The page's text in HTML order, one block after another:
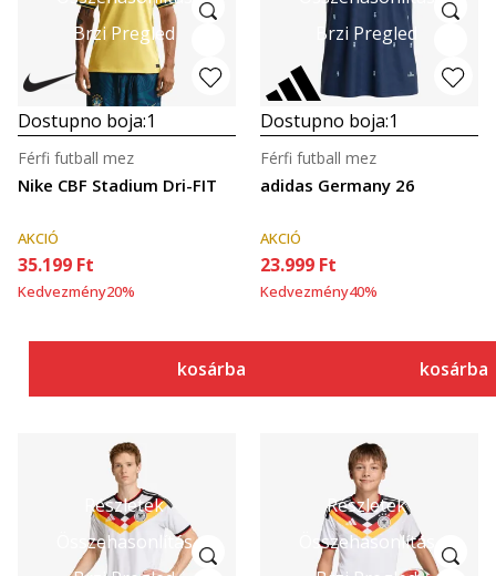
Brzi Pregled
Dostupno boja:1
Nike CBF Stadium Dri-FIT
Férfi futball mez
AKCIÓ
35.199 Ft
Kedvezmény20%
kosárba
Brzi Pregled
Dostupno boja:1
adidas Germany 26
Férfi futball mez
AKCIÓ
23.999 Ft
Kedvezmény40%
kosárba
Részletek
Összehasonlítás
Részletek
Összehasonlítás